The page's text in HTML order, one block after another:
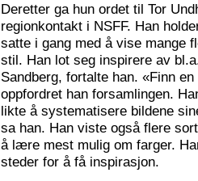
Deretter ga hun ordet til Tor
regionkontakt i NSFF. Han
satte i gang med å vise mange
stil. Han lot seg inspirere av
Sandberg, fortalte han. «Finn
oppfordret han forsamlingen.
likte å systematisere bildene
sa han. Han viste også flere
å lære mest mulig om farger.
steder for å få inspirasjon.